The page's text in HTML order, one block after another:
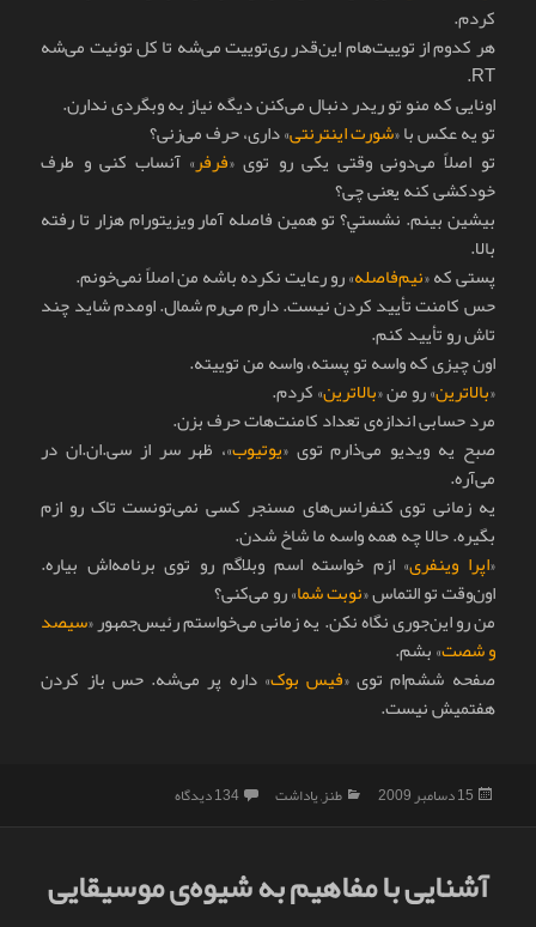
کردم.
هر کدوم از توييت‌هام این‌قدر ری‌توييت می‌شه تا کل توئیت می‌شه
RT.
اونایی که منو تو ريدر دنبال می‌کنن ديگه نياز به وبگردی ندارن.
تو يه عکس با «شورت اينترنتی» داری، حرف می‌زنی؟
تو اصلاً می‌دونی وقتی يکی رو توی «فرفر» آنساب کنی و طرف
خودکشی کنه يعنی چی؟
بيشين بينم. نشستي؟ تو همين فاصله آمار ويزيتورام هزار تا رفته
بالا.
پستی که «نیم‌فاصله» رو رعایت نکرده باشه من اصلاً نمی‌خونم.
حس کامنت تأييد کردن نيست. دارم می‌رم شمال. اومدم شايد چند
تاش رو تأييد کنم.
اون چيزی که واسه تو پسته، واسه من توييته.
«بالاترين» رو من «بالاترين» کردم.
مرد حسابی اندازه‌ی تعداد کامنت‌هات حرف بزن.
صبح يه ويديو می‌ذارم توی «يوتيوب»، ظهر سر از سی.ان.ان در
می‌آره.
يه زمانی توی کنفرانس‌های مسنجر کسی نمی‌تونست تاک رو ازم
بگيره. حالا چه همه واسه ما شاخ شدن.
«اپرا وينفری» ازم خواسته اسم وبلاگم رو توی برنامه‌اش بياره.
اون‌وقت تو التماس «نوبت شما» رو می‌کنی؟
من رو این‌جوری نگاه نکن. یه زمانی می‌خواستم رئیس‌جمهور «سیصد
و شصت» بشم.
صفحه ششم‌ام توی «فيس بوک» داره پر می‌شه. حس باز کردن
هفتمیش نیست.
ارسال
15 دسامبر 2009 دسته‌ها
طنز,یاداشت 134 دیدگاه برای گردن کلفتی تحت وب
آشنایی با مفاهیم به شیوه‌ی موسیقایی